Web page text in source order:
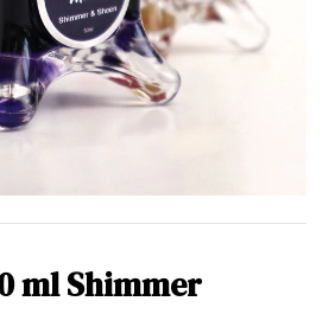
ml Shimmer